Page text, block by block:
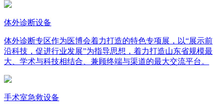
体外诊断设备
体外诊断专区作为医博会着力打造的特色专项展，以“展示前
沿科技，促进行业发展”为指导思想，着力打造山东省规模最
大、学术与科技相结合、兼顾终端与渠道的最大交流平台。
手术室急救设备